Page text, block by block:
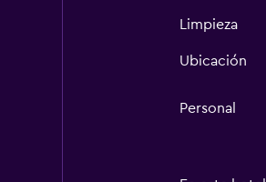
Limpieza
Ubicación
Personal